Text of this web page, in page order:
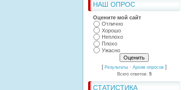
НАШ ОПРОС
Оцените мой сайт
Отлично
Хорошо
Неплохо
Плохо
Ужасно
[ Результаты · Архив опросов ]
Всего ответов: 5
СТАТИСТИКА